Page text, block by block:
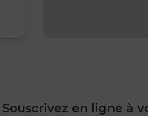
Souscrivez en ligne à